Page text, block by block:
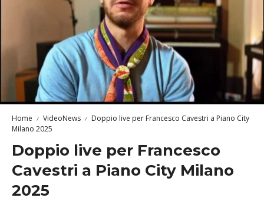
Home VideoNews
Doppio live per Francesco Cavestri a Piano City
Milano 2025
Doppio live per Francesco
Cavestri a Piano City Milano
2025